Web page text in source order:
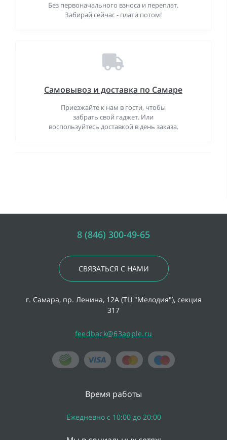
Без первоначального взноса и переплат.
Забирай сейчас - плати потом!
Самовывоз и доставка по Самаре
Приезжайте к нам в гости, чтобы
забрать свой гаджет. Или
воспользуйтесь доставкой в день заказа.
8 (846) 300-49-65
СВЯЗАТЬСЯ С НАМИ
г. Самара, пр. Ленина, 12А (ТЦ "Мелодия"), секция
317
feedback@63apple.ru
Время работы
Ежедневно с 10:00 до 20:00